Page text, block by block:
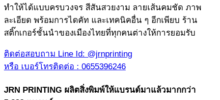
ทำให้ได้แบบครบวงจร สีสันสวยงาม ลายเส้นคมชัด ภาพ
ละเอียด พร้อมการไดคัท และเทคนิคอื่น ๆ อีกเพียบ ร้าน
สติ๊กเกอร์ชั้นนำของเมืองไทยที่ทุกคนต่างให้การยอมรับ
ติดต่อสอบถาม Line Id: @jrnprinting
หรือ เบอร์โทรติดต่อ : 0655396246
JRN PRINTING ผลิตสิ่งพิมพ์ให้แบรนด์มาแล้วมากกว่า